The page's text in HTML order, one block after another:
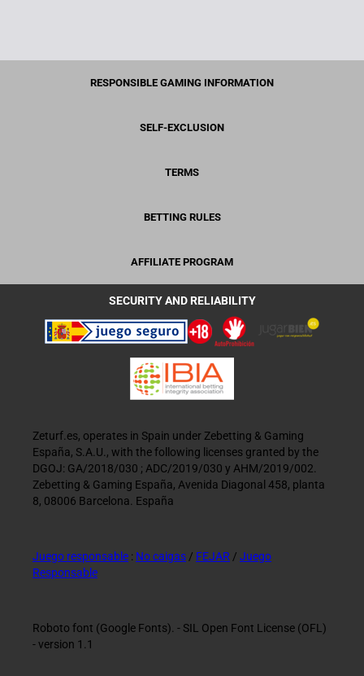
RESPONSIBLE GAMING INFORMATION
SELF-EXCLUSION
TERMS
BETTING RULES
AFFILIATE PROGRAM
SECURITY AND RELIABILITY
Zeturf.es, operates in Spain under Zebetting & Gaming
España, S.A.U., with the following licenses granted by the
DGOJ: GA/2018/030 ; ADC/2019/030 y AHM/2019/002.
Zebetting & Gaming España, Avenida Diagonal 458, planta
8, 08006 Barcelona. España
Juego responsable : No caigas / FEJAR / Juego
Responsable
Roboto font (Google Fonts). - SIL Open Font License (OFL)
- version 1.1